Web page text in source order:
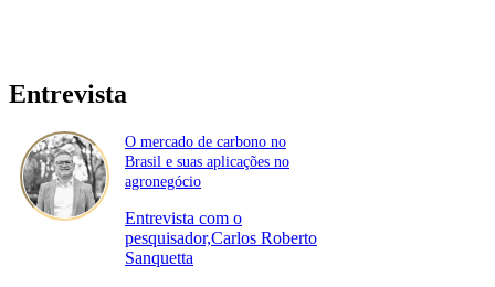
Entrevista
O mercado de carbono no
Brasil e suas aplicações no
agronegócio
Entrevista com o
pesquisador,Carlos Roberto
Sanquetta